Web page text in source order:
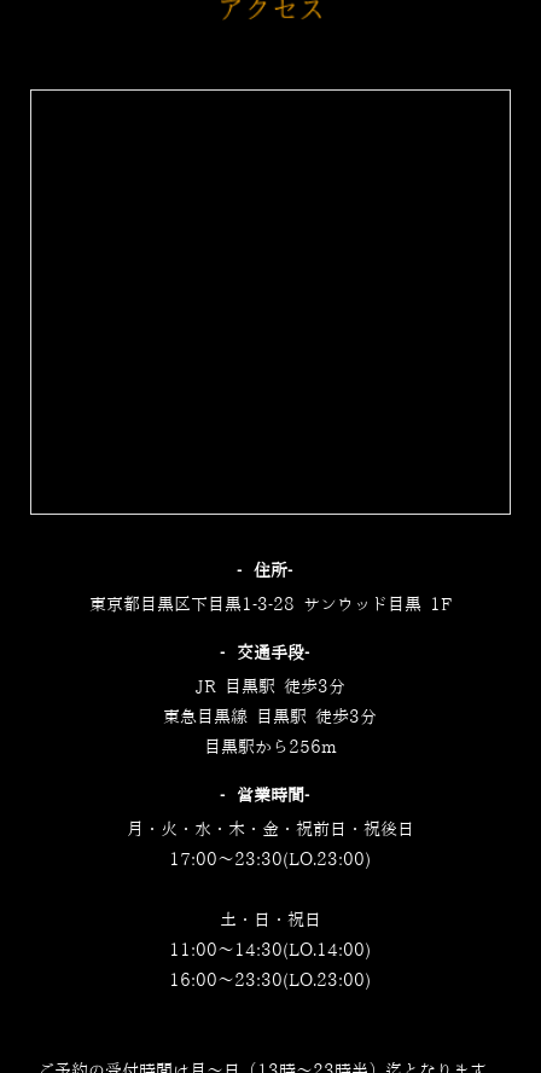
‐住所‐
東京都目黒区下目黒1-3-28 サンウッド目黒 1F
‐交通手段‐
JR 目黒駅 徒歩3分
東急目黒線 目黒駅 徒歩3分
目黒駅から256m
‐営業時間‐
月・火・水・木・金・祝前日・祝後日
17:00～23:30(LO.23:00)
土・日・祝日
11:00～14:30(LO.14:00)
16:00～23:30(LO.23:00)